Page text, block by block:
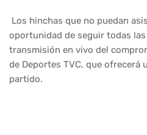
Los hinchas que no puedan
oportunidad de seguir todas
transmisión en vivo del
de Deportes TVC, que ofrecerá
partido.